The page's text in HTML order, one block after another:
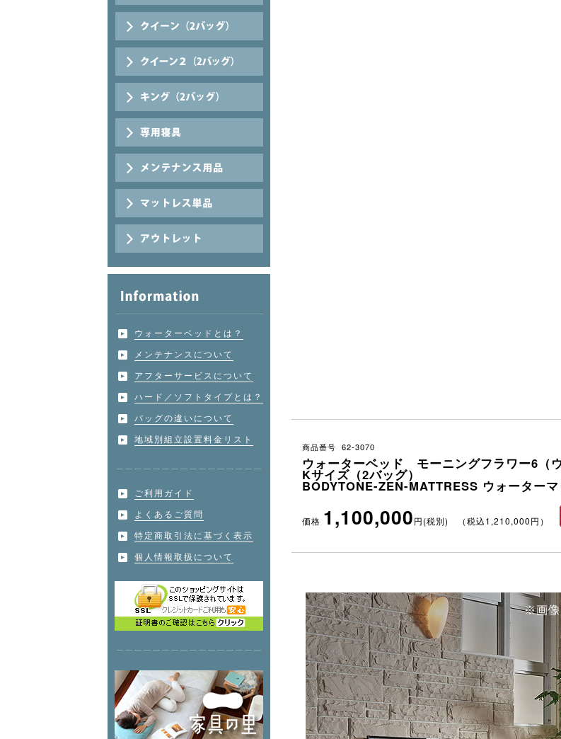
ウォーターベッドとは？
メンテナンスについて
アフターサービスについて
ハード／ソフトタイプとは？
バッグの違いについて
地域別組立設置料金リスト
ご利用ガイド
よくあるご質問
特定商取引法に基づく表示
個人情報取扱について
商品番号 62-3070
ウォーターベッド モーニングフラワー6（
Kサイズ（2バッグ）
BODYTONE-ZEN-MATTRESS ウォーター
価格 1,100,000円(税別) （税込1,210,000円）